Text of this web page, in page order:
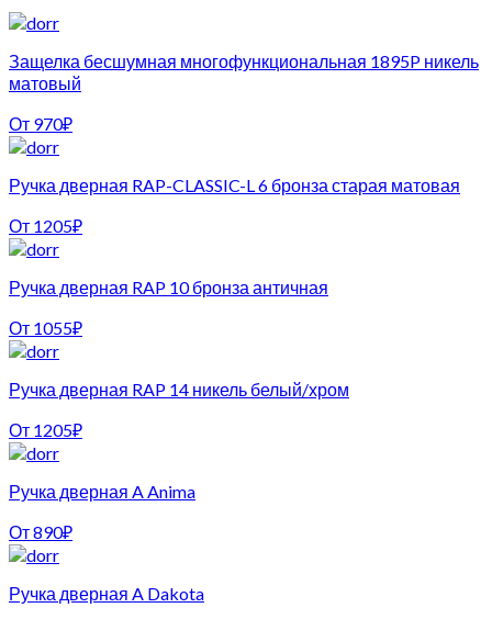
Защелка бесшумная многофункциональная 1895P никель
матовый
От 970₽
Ручка дверная RAP-CLASSIC-L 6 бронза старая матовая
От 1205₽
Ручка дверная RAP 10 бронза античная
От 1055₽
Ручка дверная RAP 14 никель белый/хром
От 1205₽
Ручка дверная A Anima
От890₽
Ручка дверная A Dakota